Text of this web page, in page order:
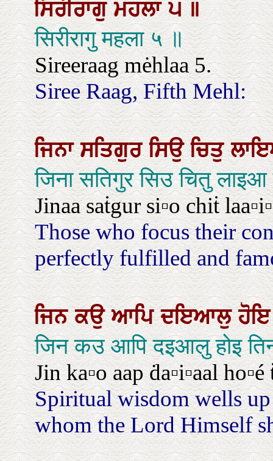
ਸਿਰੀਰਾਗੁਮਹਲਾ੫॥
सिरीरागु महला ५ ॥
Sireeraag mėhlaa 5.
Siree Raag, Fifth Mehl:
ਜਿਨਾਸਤਿਗੁਰਸਿਉਚਿਤੁ
जिना सतिगुर सिउ चितु
Jinaa saṫgur si▫o chiṫ
Those who focus their
perfectly fulfilled and
ਜਿਨਕਉਆਪਿਦਇਆਲੁ
जिन कउ आपि दइआलु होइ
Jin ka▫o aap ḋa▫i▫aal
Spiritual wisdom wells
whom the Lord Himself